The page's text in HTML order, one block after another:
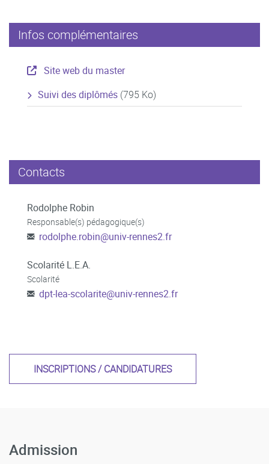
Infos complémentaires
Site web du master
Suivi des diplômés (795 Ko)
Contacts
Rodolphe Robin
Responsable(s) pédagogique(s)
rodolphe.robin@univ-rennes2.fr
Scolarité L.E.A.
Scolarité
dpt-lea-scolarite@univ-rennes2.fr
INSCRIPTIONS / CANDIDATURES
Admission